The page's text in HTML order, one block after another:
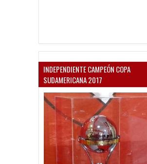
INDEPENDIENTE CAMPEÓN COPA
SUDAMERICANA 2017